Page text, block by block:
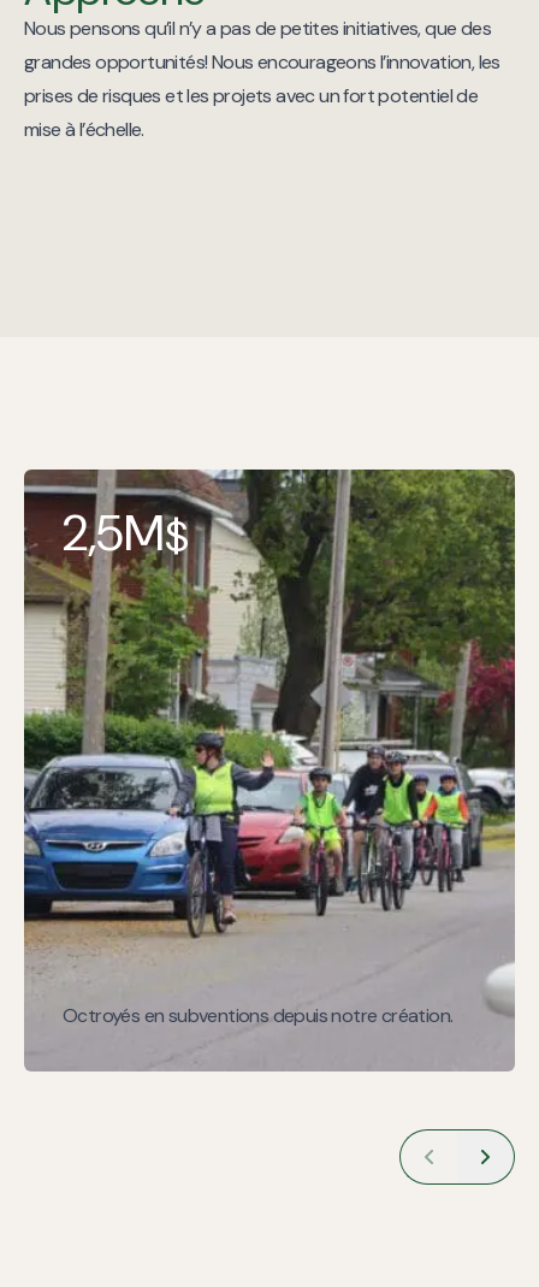
Nous pensons qu’il n’y a pas de petites initiatives, que des
grandes opportunités! Nous encourageons l’innovation, les
prises de risques et les projets avec un fort potentiel de
mise à l’échelle.
2,5M$
Octroyés en subventions depuis notre création.